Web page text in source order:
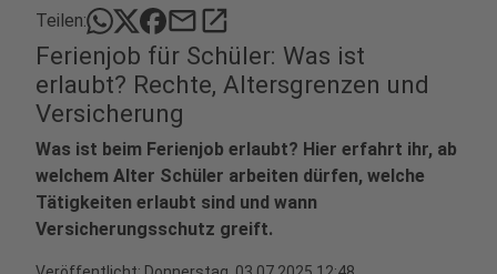
Teilen: mailopen_in_new
Ferienjob für Schüler: Was ist
erlaubt? Rechte, Altersgrenzen und
Versicherung
Was ist beim Ferienjob erlaubt? Hier erfahrt ihr, ab
welchem Alter Schüler arbeiten dürfen, welche
Tätigkeiten erlaubt sind und wann
Versicherungsschutz greift.